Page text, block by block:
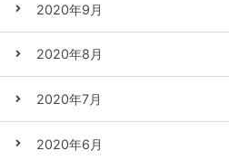
2020年9月
2020年8月
2020年7月
2020年6月